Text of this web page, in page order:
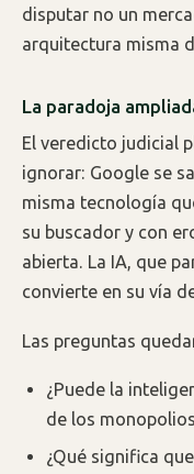
disputar no un
arquitectura misma
La paradoja
El veredicto judicial
ignorar: Google se
misma tecnología
su buscador y con
abierta. La IA, que
convierte en su vía
Las preguntas
¿Puede la
de los
¿Qué significa